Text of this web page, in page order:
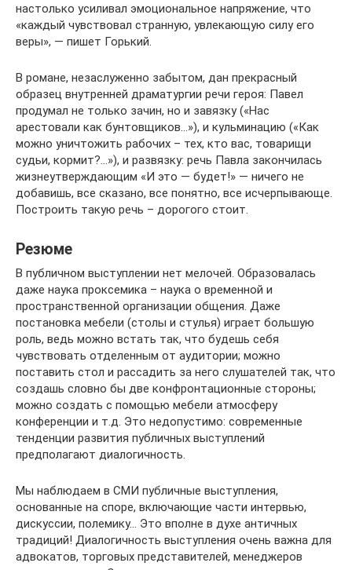
настолько усиливал эмоциональное напряжение, что
«каждый чувствовал странную, увлекающую силу его
веры», — пишет Горький.
В романе, незаслуженно забытом, дан прекрасный
образец внутренней драматургии речи героя: Павел
продумал не только зачин, но и завязку («Нас
арестовали как бунтовщиков…»), и кульминацию («Как
можно уничтожить рабочих – тех, кто вас, товарищи
судьи, кормит?…»), и развязку: речь Павла закончилась
жизнеутверждающим «И это — будет!» — ничего не
добавишь, все сказано, все понятно, все исчерпывающе.
Построить такую речь – дорогого стоит.
Резюме
В публичном выступлении нет мелочей. Образовалась
даже наука проксемика – наука о временной и
пространственной организации общения. Даже
постановка мебели (столы и стулья) играет большую
роль, ведь можно встать так, что будешь себя
чувствовать отделенным от аудитории; можно
поставить стол и рассадить за него слушателей так, что
создашь словно бы две конфронтационные стороны;
можно создать с помощью мебели атмосферу
конференции и т.д. Это недопустимо: современные
тенденции развития публичных выступлений
предполагают диалогичность.
Мы наблюдаем в СМИ публичные выступления,
основанные на споре, включающие части интервью,
дискуссии, полемику… Это вполне в духе античных
традиций! Диалогичность выступления очень важна для
адвокатов, торговых представителей, менеджеров